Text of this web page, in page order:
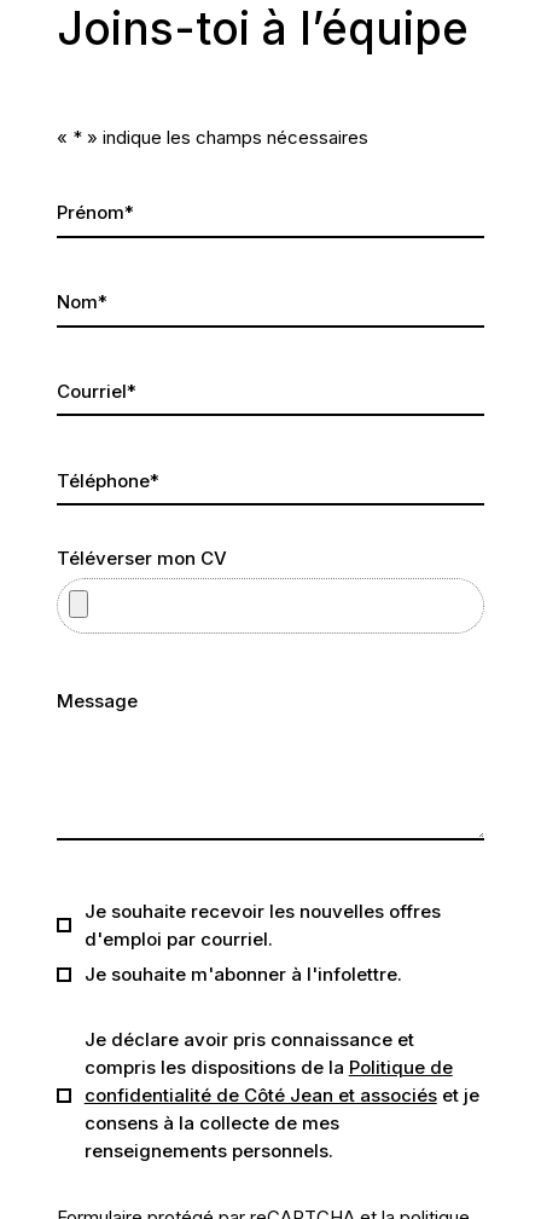
Joins-toi à l’équipe
« * » indique les champs nécessaires
Prénom*
Nom*
Courriel*
Téléphone*
Téléverser mon CV
Message
Je souhaite recevoir les nouvelles offres
d'emploi par courriel.
Je souhaite m'abonner à l'infolettre.
Je déclare avoir pris connaissance et
compris les dispositions de la Politique de
confidentialité de Côté Jean et associéset je
consens à la collecte de mes
renseignements personnels.